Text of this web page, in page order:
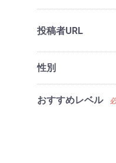
投稿者URL
性別
おすすめレベル